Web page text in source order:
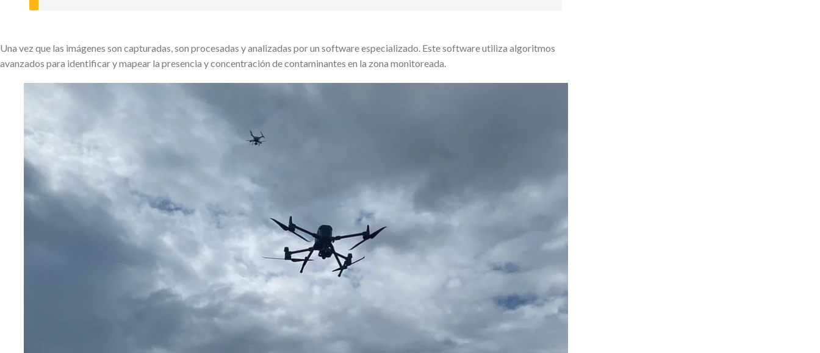
Una vez que las imágenes son capturadas, son procesadas y analizadas por un software especializado. Este software utiliza algoritmos
avanzados para identificar y mapear la presencia y concentración de contaminantes en la zona monitoreada.